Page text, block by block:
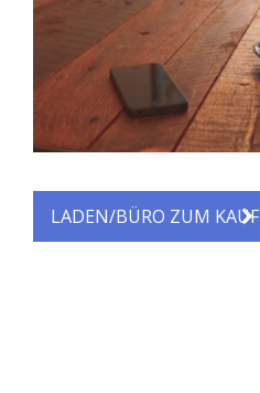
LADEN/BÜRO ZUM KAUF